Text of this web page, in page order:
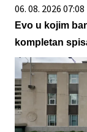
06. 08. 2026 07:08
Evo u kojim
kompletan